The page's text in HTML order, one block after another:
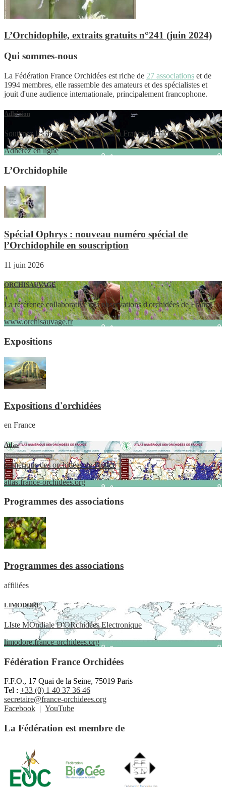
L’Orchidophile, extraits gratuits n°241 (juin 2024)
Qui sommes-nous
La Fédération France Orchidées est riche de 27 associations et de
1994 membres, elle rassemble des amateurs et des spécialistes et
jouit d'une audience internationale, principalement francophone.
Adhésion
Soutenez les actions de la Fédération France Orchidées
Adhérez en ligne
L’Orchidophile
Spécial Ophrys : nouveau numéro spécial de
l’Orchidophile en souscription
11 juin 2026
ORCHISAUVAGE
La référence collaborative des observations d'orchidées de France
www.orchisauvage.fr
Expositions
Expositions d'orchidées
en France
Atlas
numérique des orchidées de France
atlas.france-orchidees.org
Programmes des associations
Programmes des associations
affiliées
LIMODORE
LIste MOndiale D'ORchidées Electronique
limodore.france-orchidees.org
Fédération France Orchidées
F.F.O., 17 Quai de la Seine, 75019 Paris
Tel : +33 (0) 1 40 37 36 46
secretaire@france-orchidees.org
Facebook | YouTube
La Fédération est membre de